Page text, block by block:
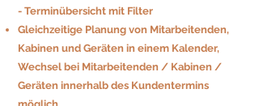
- Terminübersicht mit Filter
Gleichzeitige Planung von Mitarbeitenden,
Kabinen und Geräten in einem Kalender,
Wechsel bei Mitarbeitenden / Kabinen /
Geräten innerhalb des Kundentermins